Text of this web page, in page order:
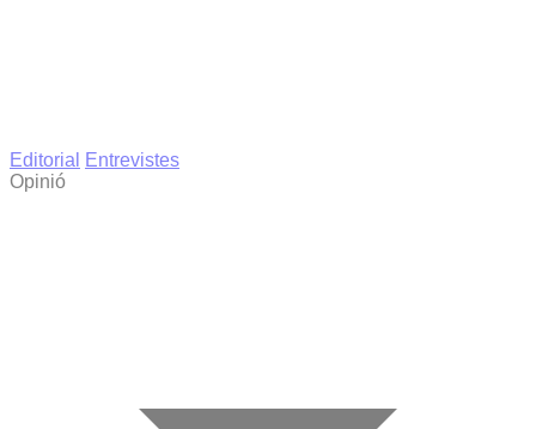
Editorial
Entrevistes
Opinió